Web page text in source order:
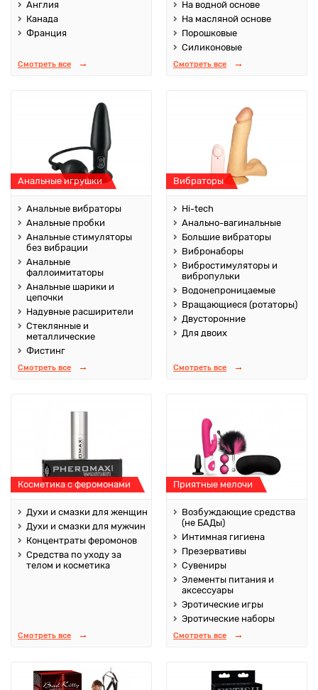
Англия
Канада
Франция
Смотреть все
На водной основе
На масляной основе
Порошковые
Силиконовые
Смотреть все
Анальные игрушки
Анальные вибраторы
Анальные пробки
Анальные стимуляторы
без вибрации
Анальные
фаллоимитаторы
Анальные шарики и
цепочки
Надувные расширители
Стеклянные и
металлические
Фистинг
Смотреть все
Вибраторы
Hi-tech
Анально-вагинальные
Большие вибраторы
Вибронаборы
Вибростимуляторы и
вибропульки
Водонепроницаемые
Вращающиеся (ротаторы)
Двусторонние
Для двоих
Смотреть все
Косметика с феромонами
Духи и смазки для женщин
Духи и смазки для мужчин
Концентраты феромонов
Средства по уходу за
телом и косметика
Смотреть все
Приятные мелочи
Возбуждающие средства
(не БАДы)
Интимная гигиена
Презервативы
Сувениры
Элементы питания и
аксессуары
Эротические игры
Эротические наборы
Смотреть все